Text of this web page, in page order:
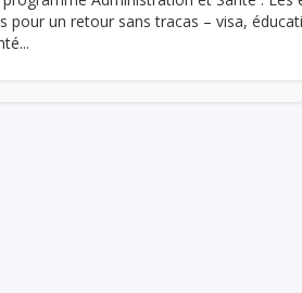
pour un retour sans tracas – visa,